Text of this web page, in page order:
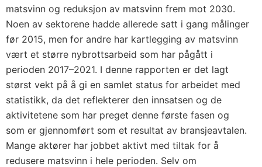
matsvinn og reduksjon av matsvinn frem mot 2030.
Noen av sektorene hadde allerede satt i gang målinger
før 2015, men for andre har kartlegging av matsvinn
vært et større nybrottsarbeid som har pågått i
perioden 2017–2021. I denne rapporten er det lagt
størst vekt på å gi en samlet status for arbeidet med
statistikk, da det reflekterer den innsatsen og de
aktivitetene som har preget denne første fasen og
som er gjennomført som et resultat av bransjeavtalen.
Mange aktører har jobbet aktivt med tiltak for å
redusere matsvinn i hele perioden. Selv om